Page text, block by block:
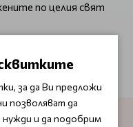
по целия свят
в Италия
за да Ви предложи
позволяват да
и да подобрим